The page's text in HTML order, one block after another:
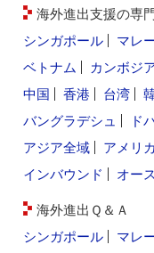
海外進出支援の専
シンガポール
マレ
ベトナム
カンボジ
中国
香港 台湾
バングラデシュ
ド
アジア全域
アメリカ
インバウンド
オー
海外進出Ｑ＆Ａ
シンガポール
マレ